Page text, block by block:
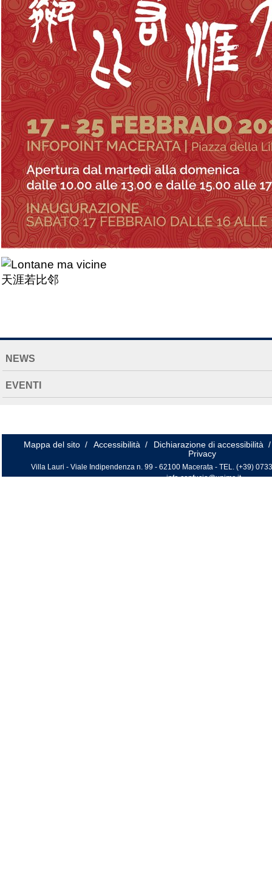
EXTENDED
NEWS
EVENTI
Mappa del sito / Accessibilità / Dichiarazione di accessibilità /
Privacy
Villa Lauri - Viale Indipendenza n. 99 - 62100 Macerata - TEL. (+39)
info.confucio@unimc.it